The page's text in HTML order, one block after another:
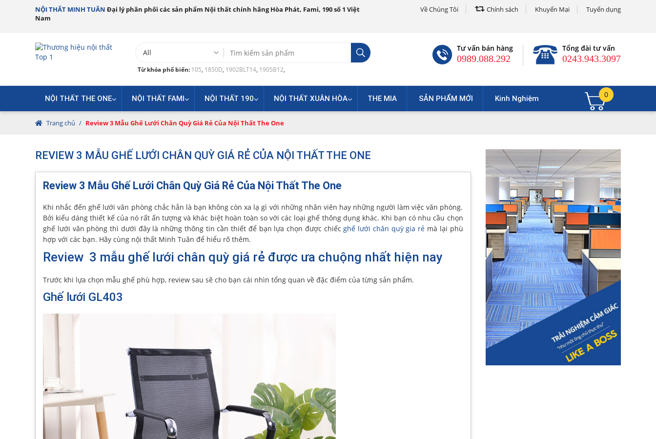
NỘI THẤT MINH TUÂN Đại lý phân phối các sản phẩm Nội thất chính hãng Hòa Phát, Fami, 190 số 1 Việt
Nam
Về Chúng Tôi Chính sách Khuyến Mại Tuyển dụng
for:
Từ khóa phổ biến: 105, 1850D, 1902BLT14, 1905B12,
Tư vấn bán hàng
0989.088.292
Tổng đài tư vấn
0243.943.3097
NỘI THẤT THE ONE NỘI THẤT FAMI NỘI THẤT 190 NỘI THẤT XUÂN HÒA THE MIA SẢN PHẨM MỚI Kinh Nghiệm 0
Trang chủ / Review 3 Mẫu Ghế Lưới Chân Quỳ Giá Rẻ Của Nội Thất The One
REVIEW 3 MẪU GHẾ LƯỚI CHÂN QUỲ GIÁ RẺ CỦA NỘI THẤT THE ONE
Review 3 Mẫu Ghế Lưới Chân Quỳ Giá Rẻ Của Nội Thất The One
Khi nhắc đến ghế lưới văn phòng chắc hẳn là bạn không còn xa lạ gì với những nhân viên hay những người làm việc văn phòng.
Bởi kiểu dáng thiết kế của nó rất ấn tượng và khác biệt hoàn toàn so với các loại ghế thông dụng khác. Khi bạn có nhu cầu chọn
ghế lưới văn phòng thì dưới đây là những thông tin cần thiết để bạn lựa chọn được chiếcghế lưới chân quỳ gia rẻ mà lại phù
hợp với các bạn. Hãy cùng nội thất Minh Tuân để hiểu rõ thêm.
Review 3 mẫu ghế lưới chân quỳ giá rẻ được ưa chuộng nhất hiện nay
Trước khi lựa chọn mẫu ghế phù hợp, review sau sẽ cho bạn cái nhìn tổng quan về đặc điểm của từng sản phẩm.
Ghế lưới GL403